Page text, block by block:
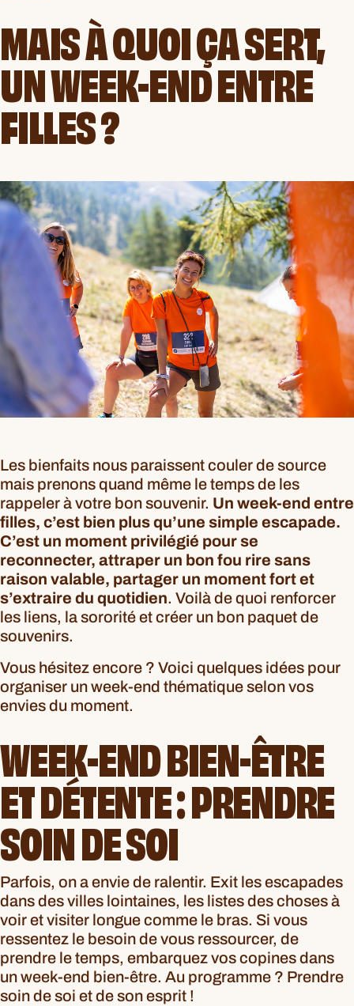
MAIS À QUOI ÇA SERT,
UN WEEK-END ENTRE
FILLES ?
Les bienfaits nous paraissent couler de source
mais prenons quand même le temps de les
rappeler à votre bon souvenir. Un week-end entre
filles, c’est bien plus qu’une simple escapade.
C’est un moment privilégié pour se
reconnecter, attraper un bon fou rire sans
raison valable, partager un moment fort et
s’extraire du quotidien. Voilà de quoi renforcer
les liens, la sororité et créer un bon paquet de
souvenirs.
Vous hésitez encore ? Voici quelques idées pour
organiser un week-end thématique selon vos
envies du moment.
WEEK-END BIEN-ÊTRE
ET DÉTENTE : PRENDRE
SOIN DE SOI
Parfois, on a envie de ralentir. Exit les escapades
dans des villes lointaines, les listes des choses à
voir et visiter longue comme le bras. Si vous
ressentez le besoin de vous ressourcer, de
prendre le temps, embarquez vos copines dans
un week-end bien-être. Au programme ? Prendre
soin de soi et de son esprit !